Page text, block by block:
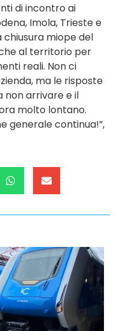
di incontro ai
Imola, Trieste e
miope del
al territorio per
reali. Non ci
ma le risposte
non arrivare e il
molto lontano.
generale continua!”,